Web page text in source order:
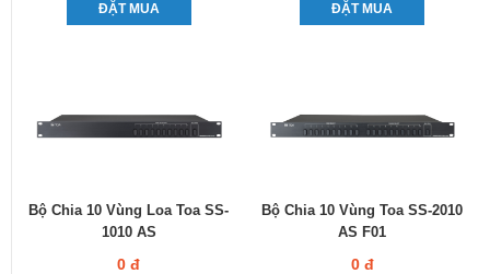
ĐẶT MUA ĐẶT MUA
Bộ Chia 10 Vùng Loa Toa SS-
1010 AS
0 đ
Bộ Chia 10 Vùng Toa SS-2010
AS F01
0 đ